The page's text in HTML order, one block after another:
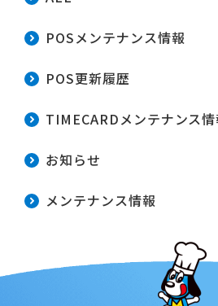
POSメンテナンス情報
POS更新履歴
TIMECARDメンテナンス情
お知らせ
メンテナンス情報